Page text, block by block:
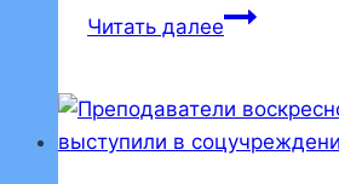
Читать далееВ
крестили
младенцев